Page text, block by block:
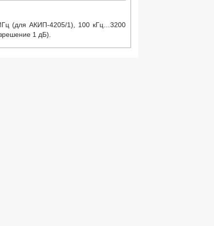
(для АКИП-4205/1), 100 кГц…3200
1 дБ).